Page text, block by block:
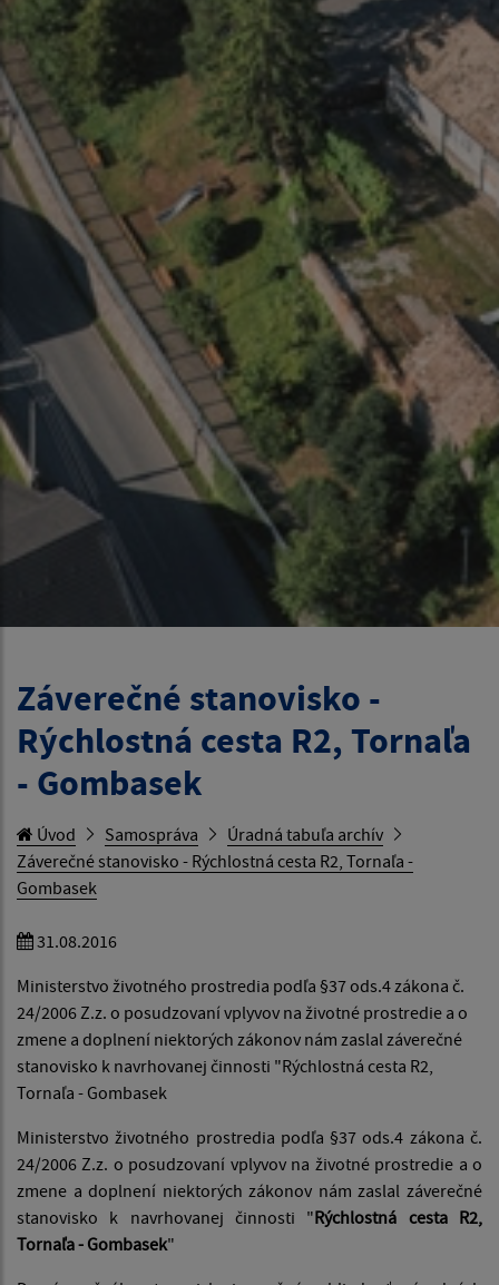
Záverečné stanovisko -
Rýchlostná cesta R2, Tornaľa
- Gombasek
Úvod Samospráva
Úradná tabuľa archív
Záverečné stanovisko - Rýchlostná cesta R2, Tornaľa -
Gombasek
31.08.2016
Ministerstvo životného prostredia podľa §37 ods.4 zákona č.
24/2006 Z.z. o posudzovaní vplyvov na životné prostredie a o
zmene a doplnení niektorých zákonov nám zaslal záverečné
stanovisko k navrhovanej činnosti "Rýchlostná cesta R2,
Tornaľa - Gombasek
Ministerstvo životného prostredia podľa §37 ods.4 zákona č.
24/2006 Z.z. o posudzovaní vplyvov na životné prostredie a o
zmene a doplnení niektorých zákonov nám zaslal záverečné
stanovisko k navrhovanej činnosti "Rýchlostná cesta R2,
Tornaľa - Gombasek"